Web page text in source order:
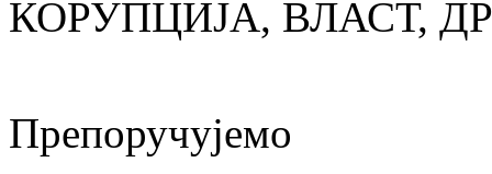
КОРУПЦИЈА, ВЛАСТ,
Препоручујемо